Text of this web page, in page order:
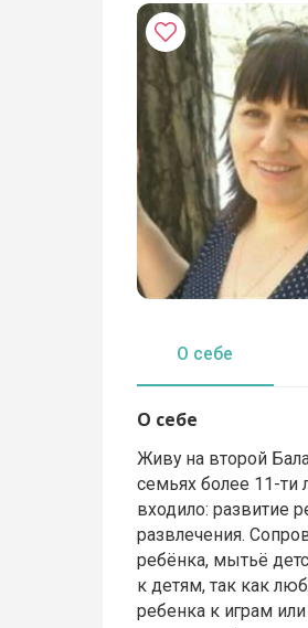
О себе
О себе
Живу на второй
семьях более 11-ти
входило: развитие
развлечения.
ребёнка, мытьё
к детям, так как
ребенка к играм